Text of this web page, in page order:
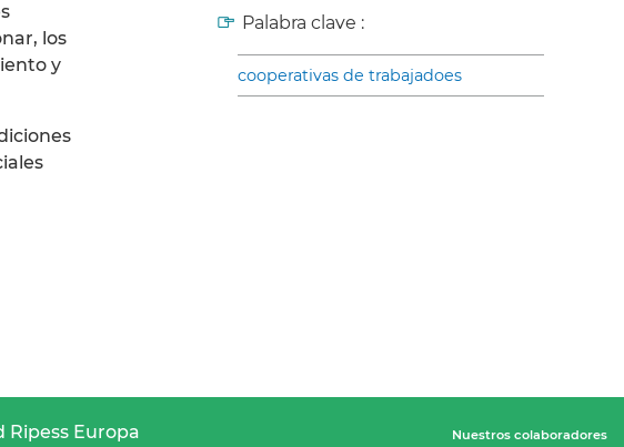
los
y
Palabra clave :
cooperativas de trabajadoes
Ripess Europa Nuestros colaboradores